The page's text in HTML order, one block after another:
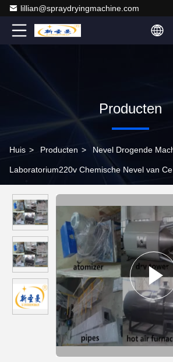
lillian@spraydryingmachine.com
Producten
Huis > Producten > Nevel Drogende
Laboratorium220v Chemische Nevel van Ce